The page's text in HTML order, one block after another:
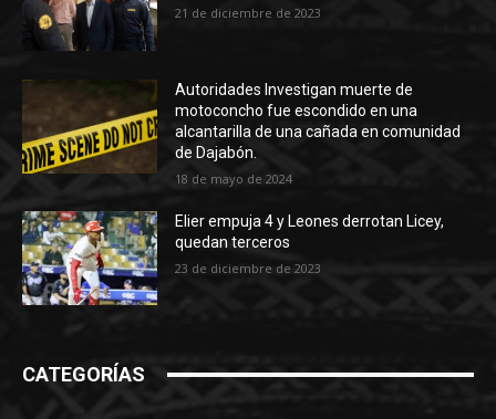
21 de diciembre de 2023
Autoridades Investigan muerte de
motoconcho fue escondido en una
alcantarilla de una cañada en comunidad
de Dajabón.
18 de mayo de 2024
Elier empuja 4 y Leones derrotan Licey,
quedan terceros
23 de diciembre de 2023
CATEGORÍAS